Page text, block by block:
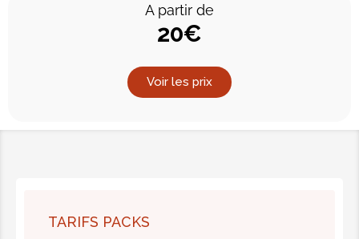
A partir de
20€
Voir les prix
TARIFS PACKS